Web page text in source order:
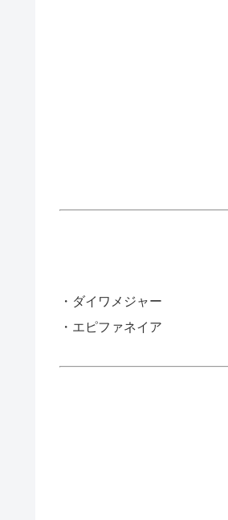
・ダイワメジャー
・エピファネイア